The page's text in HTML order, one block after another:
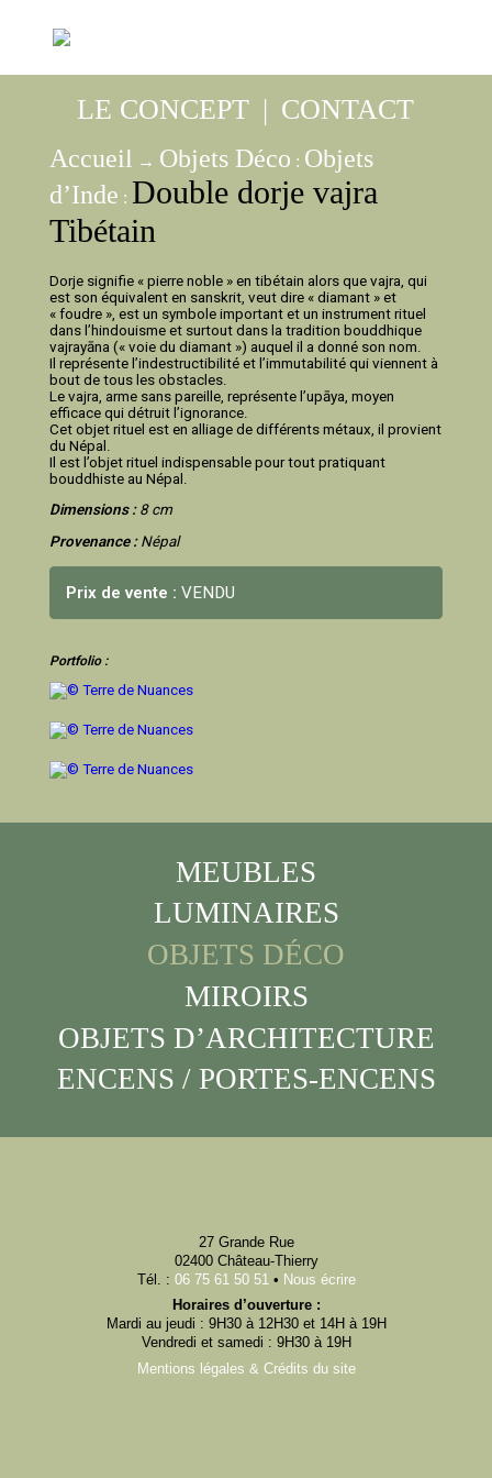
LE CONCEPT | CONTACT
Accueil → Objets Déco : Objets
d’Inde : Double dorje vajra
Tibétain
Dorje signifie « pierre noble » en tibétain alors que vajra, qui
est son équivalent en sanskrit, veut dire « diamant » et
« foudre », est un symbole important et un instrument rituel
dans l’hindouisme et surtout dans la tradition bouddhique
vajrayāna (« voie du diamant ») auquel il a donné son nom.
Il représente l’indestructibilité et l’immutabilité qui viennent à
bout de tous les obstacles.
Le vajra, arme sans pareille, représente l’upāya, moyen
efficace qui détruit l’ignorance.
Cet objet rituel est en alliage de différents métaux, il provient
du Népal.
Il est l’objet rituel indispensable pour tout pratiquant
bouddhiste au Népal.
Dimensions :8 cm
Provenance :Népal
Prix de vente : VENDU
Portfolio :
MEUBLES
LUMINAIRES
OBJETS DÉCO
MIROIRS
OBJETS D’ARCHITECTURE
ENCENS / PORTES-ENCENS
27 Grande Rue
02400 Château-Thierry
Tél. : 06 75 61 50 51 • Nous écrire
Horaires d’ouverture :
Mardi au jeudi : 9H30 à 12H30 et 14H à 19H
Vendredi et samedi : 9H30 à 19H
Mentions légales & Crédits du site